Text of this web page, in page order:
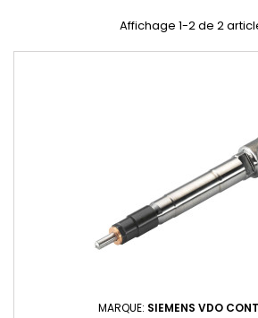
Affichage 1-2 de 2
MARQUE: SIEMENS VDO